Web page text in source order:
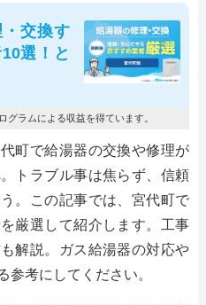
交換す
選！と
ラムによる収益を得ています。
町で給湯器の交換や修理が
トラブル事は焦らず、信頼
。この記事では、宮代町で
厳選して紹介します。工事
解説。ガス給湯器の対応や
参考にしてください。